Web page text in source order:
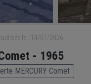
le : 14/07/2026
- 1965
MERCURY Comet